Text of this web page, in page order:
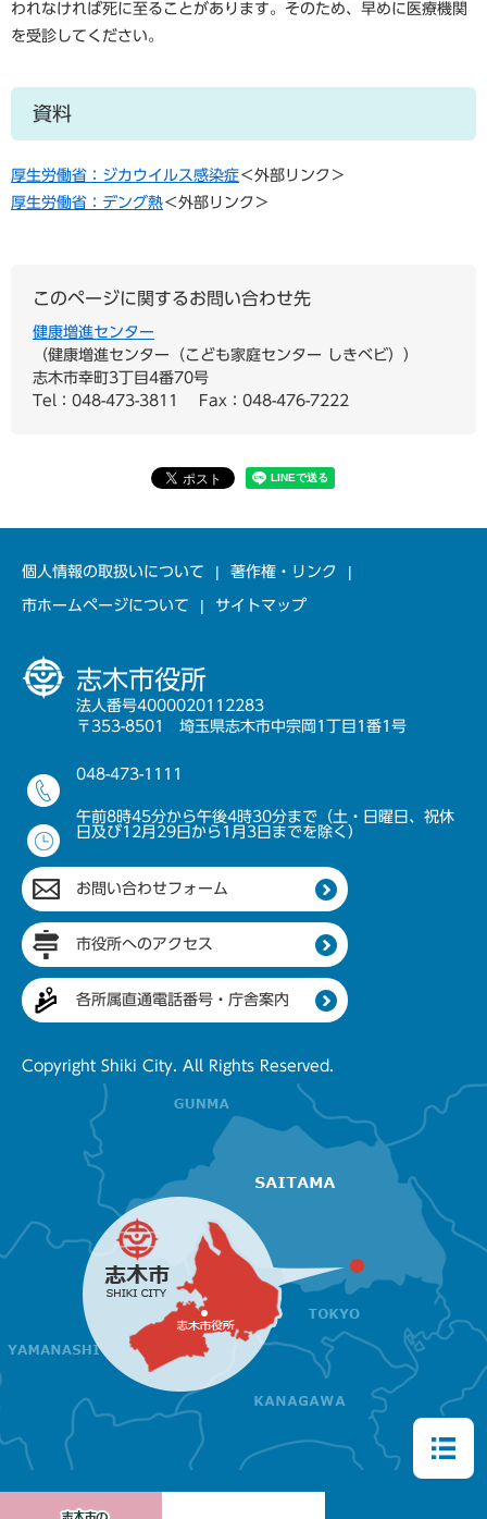
われなければ死に至ることがあります。そのため、早めに医療機関
を受診してください。
資料
厚生労働省：ジカウイルス感染症＜外部リンク＞
厚生労働省：デング熱＜外部リンク＞
このページに関するお問い合わせ先
健康増進センター
健康増進センター（こども家庭センター しきベビ）
志木市幸町3丁目4番70号
Tel：048-473-3811
Fax：048-476-7222
個人情報の取扱いについて 著作権・リンク
市ホームページについて サイトマップ
志木市役所
法人番号4000020112283
〒353-8501 埼玉県志木市中宗岡1丁目1番1号
048-473-1111
午前8時45分から午後4時30分まで（土・日曜日、祝休
日及び12月29日から1月3日までを除く）
お問い合わせフォーム
市役所へのアクセス
各所属直通電話番号・庁舎案内
Copyright Shiki City. All Rights Reserved.